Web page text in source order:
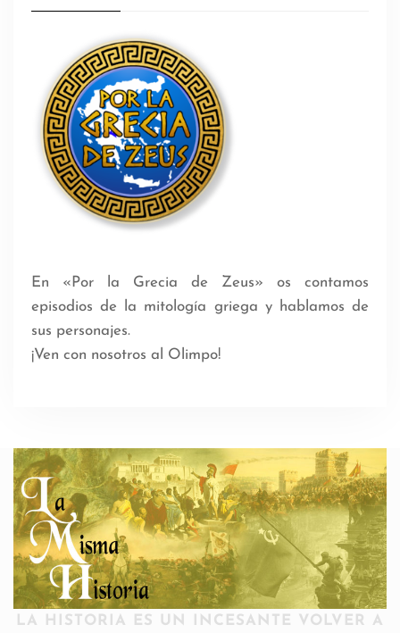
En «Por la Grecia de Zeus» os contamos
episodios de la mitología griega y hablamos de
sus personajes.
¡Ven con nosotros al Olimpo!
LA HISTORIA ES UN INCESANTE VOLVER A